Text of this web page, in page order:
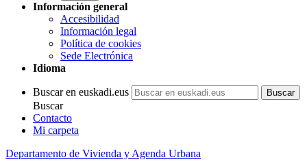
Información general
Accesibilidad
Información legal
Política de cookies
Sede Electrónica
Idioma
Buscar en euskadi.eus
Buscar
Contacto
Mi carpeta
Departamento de Vivienda y Agenda Urbana